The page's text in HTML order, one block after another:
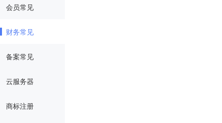
会员常见
财务常见
备案常见
云服务器
商标注册